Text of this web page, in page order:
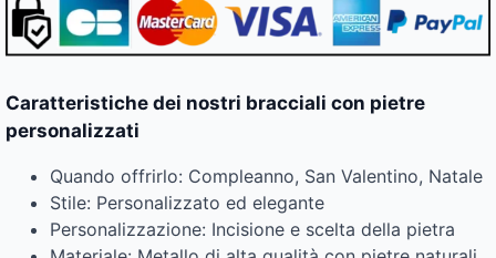
Caratteristiche dei nostri bracciali con pietre
personalizzati
Quando offrirlo: Compleanno, San Valentino, Natale
Stile: Personalizzato ed elegante
Personalizzazione: Incisione e scelta della pietra